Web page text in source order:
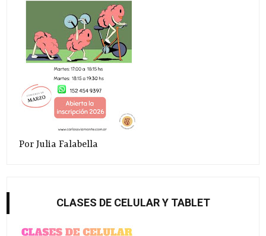
Por Julia Falabella
CLASES DE CELULAR Y TABLET